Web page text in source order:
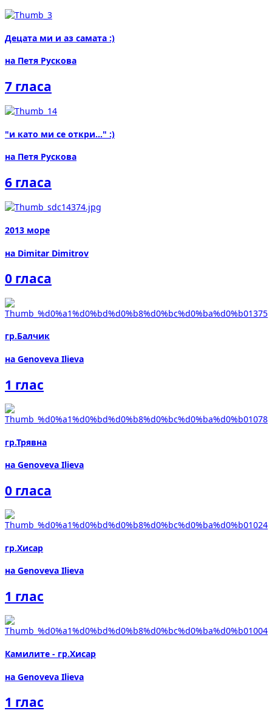
Децата ми и аз самата :)
на Петя Рускова
7 гласа
"и като ми се откри..." :)
на Петя Рускова
6 гласа
2013 море
на Dimitar Dimitrov
0 гласа
гр.Балчик
на Genoveva Ilieva
1 глас
гр.Трявна
на Genoveva Ilieva
0 гласа
гр.Хисар
на Genoveva Ilieva
1 глас
Камилите - гр.Хисар
на Genoveva Ilieva
1 глас